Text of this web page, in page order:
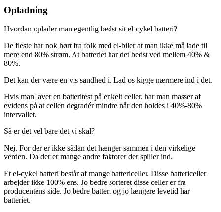
Opladning
Hvordan oplader man egentlig bedst sit el-cykel batteri?
De fleste har nok hørt fra folk med el-biler at man ikke må lade til
mere end 80% strøm. At batteriet har det bedst ved mellem 40% &
80%.
Det kan der være en vis sandhed i. Lad os kigge nærmere ind i det.
Hvis man laver en batteritest på enkelt celler. har man masser af
evidens på at cellen degradér mindre når den holdes i 40%-80%
intervallet.
Så er det vel bare det vi skal?
Nej. For der er ikke sådan det hænger sammen i den virkelige
verden. Da der er mange andre faktorer der spiller ind.
Et el-cykel batteri består af mange battericeller. Disse battericeller
arbejder ikke 100% ens. Jo bedre sorteret disse celler er fra
producentens side. Jo bedre batteri og jo længere levetid har
batteriet.